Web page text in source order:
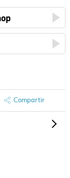
Compartir